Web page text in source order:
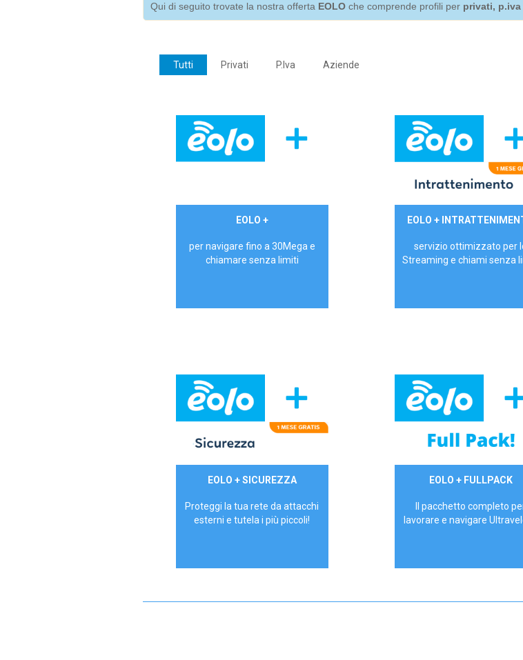
Qui di seguito trovate la nostra offerta EOLO che comprende profili per privati, p.iva
Tutti Privati P.Iva Aziende
€ 24,90/meseEOLO +
per navigare fino a 30Mega e
chiamare senza limiti
29,90€/mese
EOLO +
servizio ottimizzato per
Streaming e chiami senza
29,90€/mese
EOLO + SICUREZZA
Proteggi la tua rete da attacchi
esterni e tutela i più piccoli!
34,90 €/meseEOLO + FULLPACK
Il pacchetto completo
lavorare e navigare